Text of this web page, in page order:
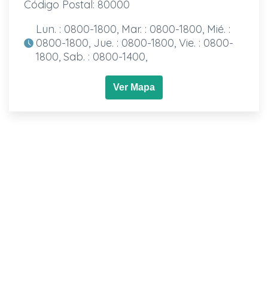
Código Postal: 80000
Lun. : 0800-1800, Mar. : 0800-1800, Mié. :
0800-1800, Jue. : 0800-1800, Vie. : 0800-
1800, Sab. : 0800-1400,
Ver Mapa